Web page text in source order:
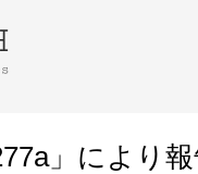
」により
Google